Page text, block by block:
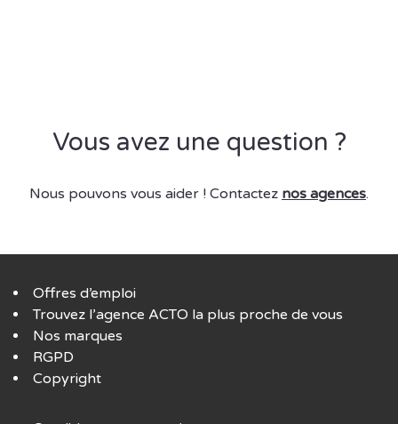
Vous avez une question ?
Nous pouvons vous aider ! Contactez nos agences.
Offres d’emploi
Trouvez l’agence ACTO la plus proche de vous
Nos marques
RGPD
Copyright